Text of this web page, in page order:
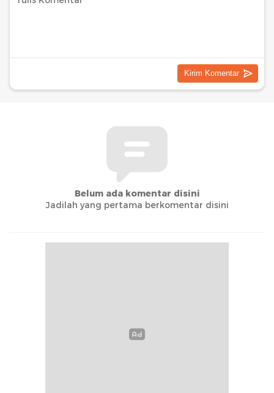
Belum ada komentar disini
Jadilah yang pertama berkomentar disini